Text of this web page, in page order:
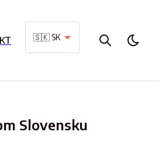
🇸🇰 SK
Slovensku